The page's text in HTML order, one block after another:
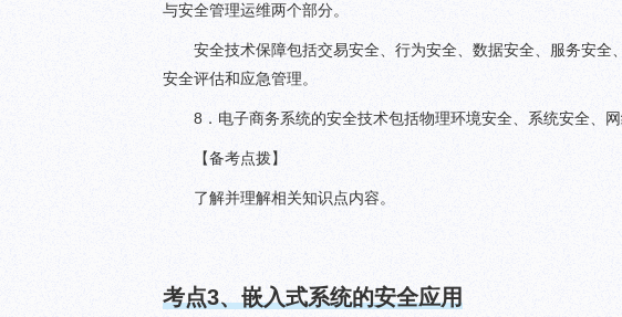
与安全管理运维两个部分。
安全技术保障包括交易安全、行为安全、数据安全、服务安全
安全评估和应急管理。
8．电子商务系统的安全技术包括物理环境安全、系统安全、
【备考点拨】
了解并理解相关知识点内容。
考点3、嵌入式系统的安全应用